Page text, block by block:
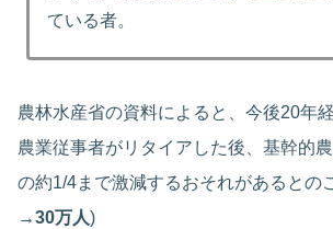
ている者。
農林水産省の資料によると、今後20年
農業従事者がリタイアした後、基幹的
の約1/4まで激減するおそれがあるとの
→30万人)